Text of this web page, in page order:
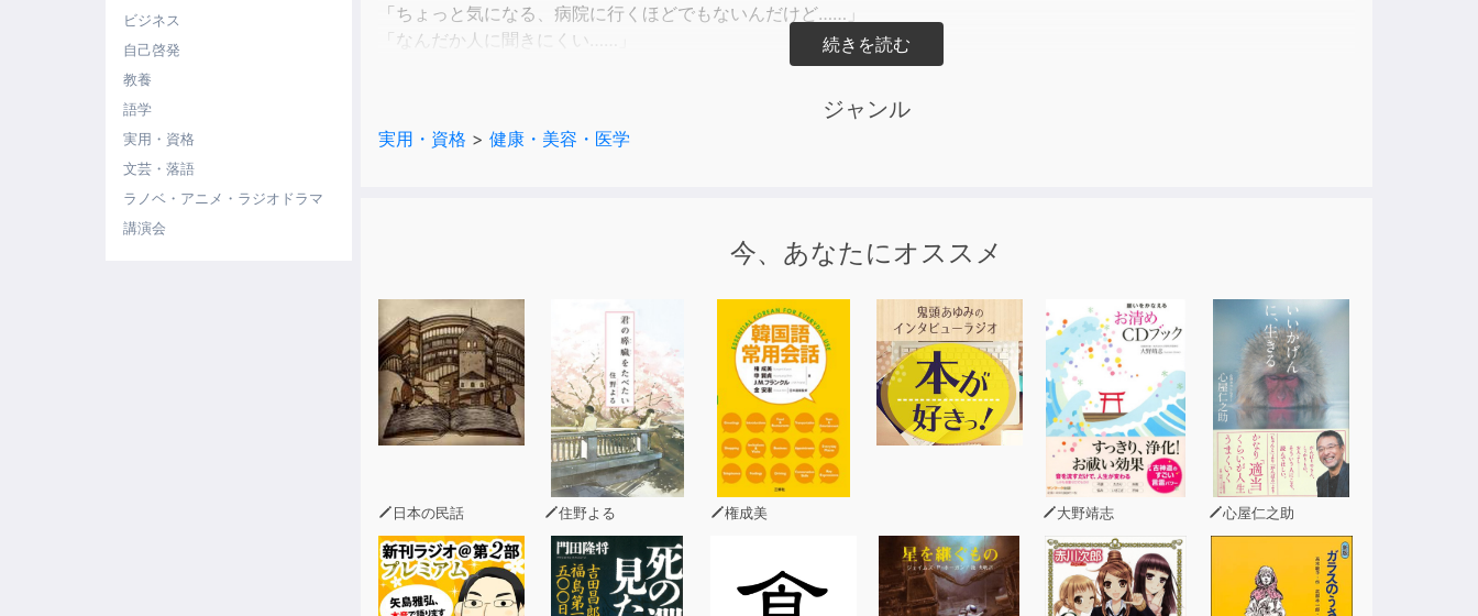
ビジネス
自己啓発
教養
語学
実用・資格
文芸・落語
ラノベ・アニメ・ラジオドラマ
講演会
「ちょっと気になる、病院に行くほどでもないんだけど……」
「なんだか人に聞きにくい……」
そんなちょっとしたあなたの不安に、よく効きます。
自分自身をしっかり守ってあげることが必要になってきます。
だからこそ自分の体をよく知って、体の訴えに耳を傾けてほしいのです。
ジャンル
実用・資格 > 健康・美容・医学
今、あなたにオススメ
日本の民話 住野よる 権成美 大野靖志 心屋仁之助